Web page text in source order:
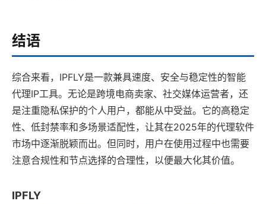
结语
综合来看，IPFLY是一款兼具速度、安全与稳定性的智能
代理IP工具。无论是跨境电商卖家、社交媒体运营者，还
是注重隐私保护的个人用户，都能从中受益。它的高稳定
性、低封禁率和多场景适配性，让其在2025年的代理软件
市场中逐渐脱颖而出。但同时，用户在使用过程中也需要
注意合规性和节点选择的合理性，以便最大化其价值。
IPFLY